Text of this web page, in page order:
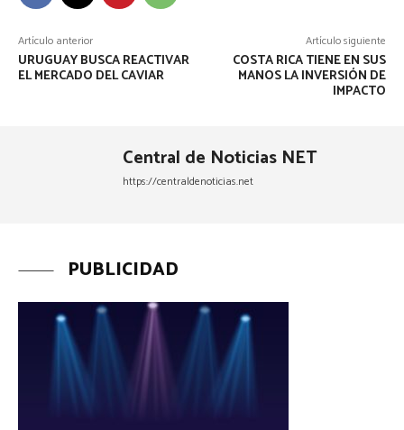
Artículo anterior
URUGUAY BUSCA REACTIVAR
EL MERCADO DEL CAVIAR
Artículo siguiente
COSTA RICA TIENE EN SUS
MANOS LA INVERSIÓN DE
IMPACTO
Central de Noticias NET
https://centraldenoticias.net
PUBLICIDAD